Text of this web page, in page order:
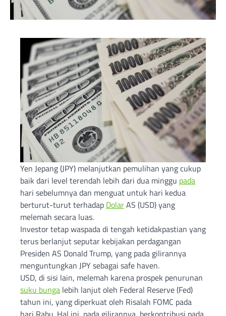
Yen Jepang (JPY) melanjutkan pemulihan yang cukup
baik dari level terendah lebih dari dua minggu pada
hari sebelumnya dan menguat untuk hari kedua
berturut-turut terhadap DolarAS (USD) yang
melemah secara luas.
Investor tetap waspada di tengah ketidakpastian yang
terus berlanjut seputar kebijakan perdagangan
Presiden AS Donald Trump, yang pada gilirannya
menguntungkan JPY sebagai safe haven.
USD, di sisi lain, melemah karena prospek penurunan
suku bunga lebih lanjut oleh Federal Reserve (Fed)
tahun ini, yang diperkuat oleh Risalah FOMC pada